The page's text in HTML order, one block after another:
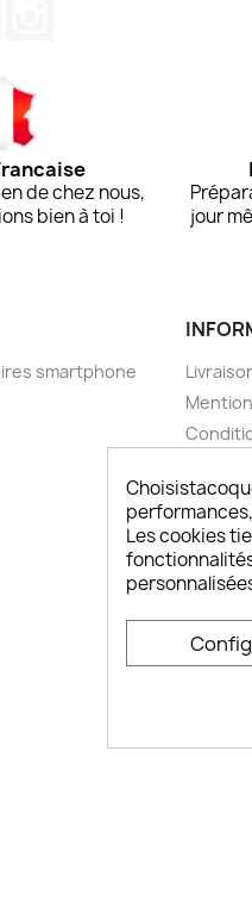
de chez nous,
bien à toi !
jour
smartphone
FAQ
Les cookies